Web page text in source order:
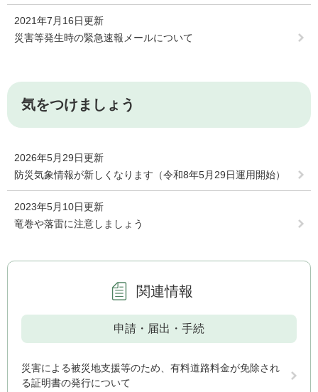
2021年7月16日更新
災害等発生時の緊急速報メールについて
気をつけましょう
2026年5月29日更新
防災気象情報が新しくなります（令和8年5月29日運用開始）
2023年5月10日更新
竜巻や落雷に注意しましょう
関連情報
申請・届出・手続
災害による被災地支援等のため、有料道路料金が免除され
る証明書の発行について